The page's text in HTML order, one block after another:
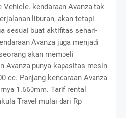
Vehicle. kendaraan Avanza tak
liburan, akan tetapi
sesuai buat aktifitas sehari-
Avanza juga menjadi
akan membeli
Avanza punya kapasitas mesin
cc. Panjang kendaraan Avanza
1.660mm. Tarif rental
Travel mulai dari Rp